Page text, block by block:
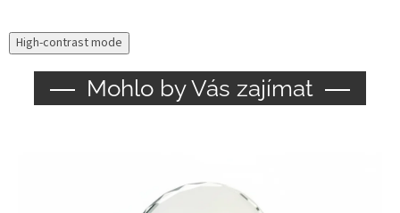
High-contrast mode
Mohlo by Vás zajímat